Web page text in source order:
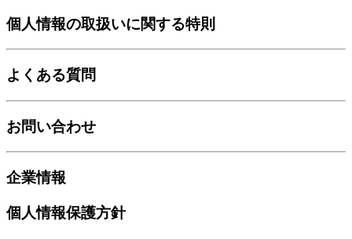
個人情報の取扱いに関する特則
よくある質問
お問い合わせ
企業情報
個人情報保護方針